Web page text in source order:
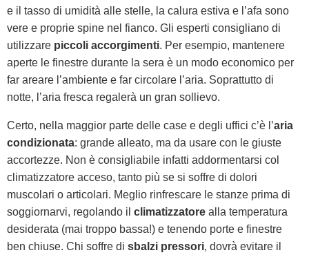
e il tasso di umidità alle stelle, la calura estiva e l’afa sono
vere e proprie spine nel fianco. Gli esperti consigliano di
utilizzare piccoli accorgimenti. Per esempio, mantenere
aperte le finestre durante la sera è un modo economico per
far areare l’ambiente e far circolare l’aria. Soprattutto di
notte, l’aria fresca regalerà un gran sollievo.
Certo, nella maggior parte delle case e degli uffici c’è l’aria
condizionata: grande alleato, ma da usare con le giuste
accortezze. Non è consigliabile infatti addormentarsi col
climatizzatore acceso, tanto più se si soffre di dolori
muscolari o articolari. Meglio rinfrescare le stanze prima di
soggiornarvi, regolando il climatizzatore alla temperatura
desiderata (mai troppo bassa!) e tenendo porte e finestre
ben chiuse. Chi soffre di sbalzi pressori, dovrà evitare il